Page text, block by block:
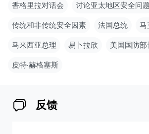
香格里拉对话会 讨论亚太地区安全问题
传统和非传统安全因素 法国总统 马
马来西亚总理 易卜拉欣 美国国防部
皮特‧赫格塞斯
反馈